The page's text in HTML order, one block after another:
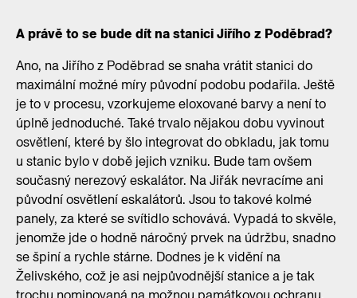
A právě to se bude dít na stanici Jiřího z Poděbrad?
Ano, na Jiřího z Poděbrad se snaha vrátit stanici do
maximální možné míry původní podobu podařila. Ještě
je to v procesu, vzorkujeme eloxované barvy a není to
úplně jednoduché. Také trvalo nějakou dobu vyvinout
osvětlení, které by šlo integrovat do obkladu, jak tomu
u stanic bylo v době jejich vzniku. Bude tam ovšem
současný nerezový eskalátor. Na Jiřák nevracíme ani
původní osvětlení eskalátorů. Jsou to takové kolmé
panely, za které se svítidlo schovává. Vypadá to skvěle,
jenomže jde o hodně náročný prvek na údržbu, snadno
se špiní a rychle stárne. Dodnes je k vidění na
Želivského, což je asi nejpůvodnější stanice a je tak